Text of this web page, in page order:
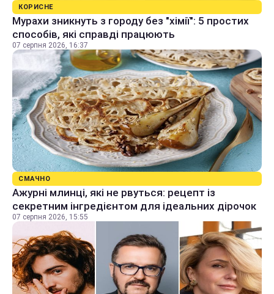
КОРИСНЕ
Мурахи зникнуть з городу без "хімії": 5 простих
способів, які справді працюють
07 серпня 2026, 16:37
СМАЧНО
Ажурні млинці, які не рвуться: рецепт із
секретним інгредієнтом для ідеальних дірочок
07 серпня 2026, 15:55